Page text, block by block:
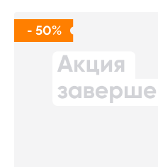
- 50%